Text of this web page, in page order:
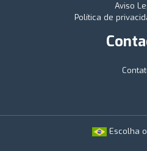
Aviso
Política de
Escolha